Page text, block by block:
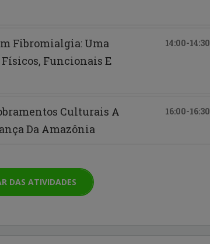
Fibromialgia: Uma
Funcionais E
14:00-14:30
Culturais A
Da Amazônia
16:00-16:30
DAS ATIVIDADES